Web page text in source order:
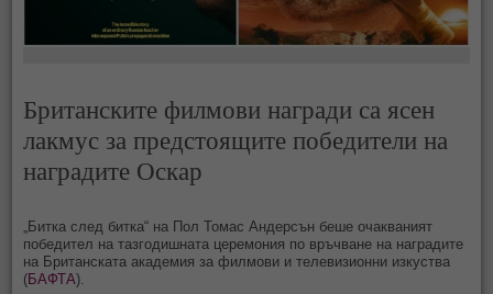
Британските филмови награди са ясен
лакмус за предстоящите победители на
наградите Оскар
„Битка след битка“ на Пол Томас Андерсън беше очакваният
победител на тазгодишната церемония по връчване на наградите
на Британската академия за филмови и телевизионни изкуства
(БАФТА).